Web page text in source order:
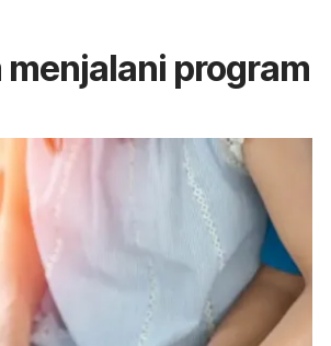
program